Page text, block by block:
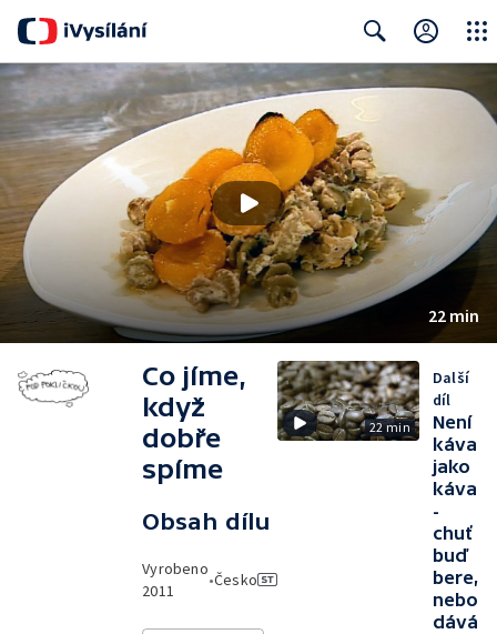
Search
22 min
Co jíme,
když
dobře
spíme
Obsah dílu
Vyrobeno
2011
•Česko
22 min
Další
díl
Není
káva
jako
káva
-
chuť
buď
bere,
nebo
dává